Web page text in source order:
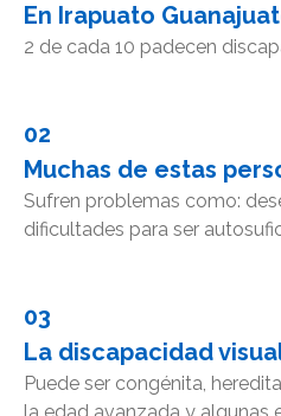
En Irapuato
2 de cada 10 padecen
02
Muchas de estas
Sufren problemas como:
dificultades para ser
03
La discapacidad
Puede ser congénita,
la edad avanzada y algunas